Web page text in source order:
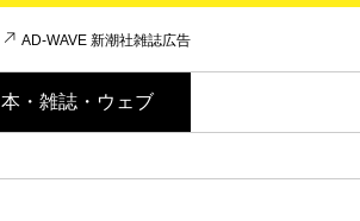
AD-WAVE 新潮社雑誌広告
本・雑誌・ウェブ